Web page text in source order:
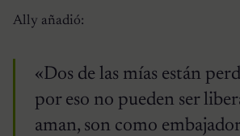
Ally añadió:
«Dos de las mías están
por eso no pueden ser
aman, son como